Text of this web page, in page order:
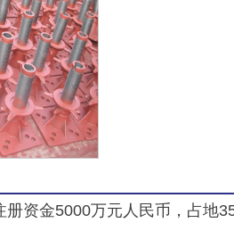
册资金5000万元人民币，占地